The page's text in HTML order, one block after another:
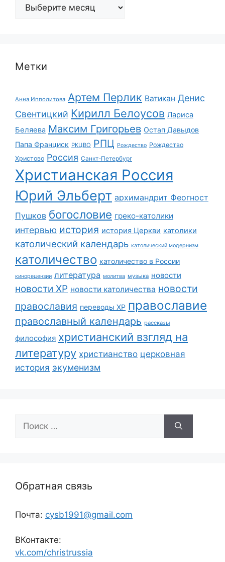
Метки
Анна Ипполитова Артем Перлик Ватикан Денис
Свентицкий Кирилл Белоусов Лариса
Беляева Максим Григорьев Остап Давыдов
Папа Франциск РКЦВО РПЦ Рождество Рождество
Христово Россия Санкт-Петербург
Христианская Россия
Юрий Эльберт архимандрит Феогност
Пушков богословие греко-католики
интервью история история Церкви католики
католический календарь католический модернизм
католичество католичество в России
кинорецензии литература молитва музыка новости
новости ХР новости католичества новости
православия переводы ХР православие
православный календарь рассказы
философия христианский взгляд на
литературу христианство церковная
история экуменизм
Обратная связь
Почта: cysb1991@gmail.com
ВКонтакте:
vk.com/christrussia